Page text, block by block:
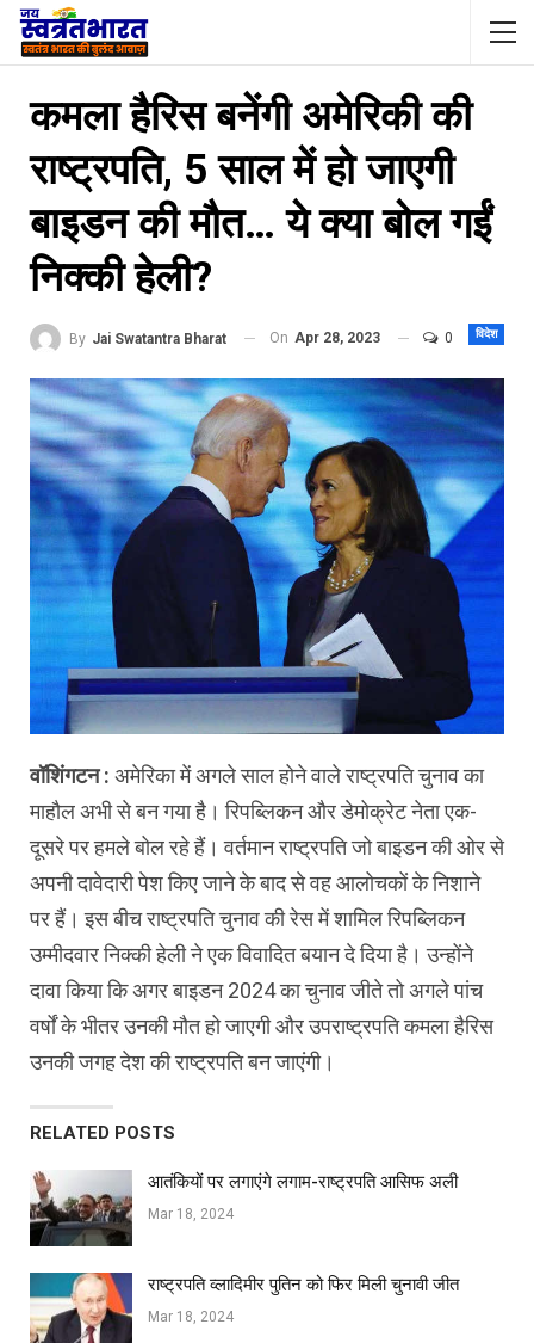
कमला हैरिस बनेंगी अमेरिकी की
राष्ट्रपति, 5 साल में हो जाएगी
बाइडन की मौत… ये क्या बोल गईं
निक्की हेली?
विदेश
By Jai Swatantra Bharat On Apr 28, 2023 0
वॉशिंगटन : अमेरिका में अगले साल होने वाले राष्ट्रपति चुनाव का
माहौल अभी से बन गया है। रिपब्लिकन और डेमोक्रेट नेता एक-
दूसरे पर हमले बोल रहे हैं। वर्तमान राष्ट्रपति जो बाइडन की ओर से
अपनी दावेदारी पेश किए जाने के बाद से वह आलोचकों के निशाने
पर हैं। इस बीच राष्ट्रपति चुनाव की रेस में शामिल रिपब्लिकन
उम्मीदवार निक्की हेली ने एक विवादित बयान दे दिया है। उन्होंने
दावा किया कि अगर बाइडन 2024 का चुनाव जीते तो अगले पांच
वर्षों के भीतर उनकी मौत हो जाएगी और उपराष्ट्रपति कमला हैरिस
उनकी जगह देश की राष्ट्रपति बन जाएंगी।
RELATED POSTS
आतंकियों पर लगाएंगे लगाम-राष्ट्रपति आसिफ अली
Mar 18, 2024
राष्ट्रपति व्लादिमीर पुतिन को फिर मिली चुनावी जीत
Mar 18, 2024